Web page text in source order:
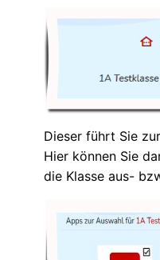
Dieser führt Sie zur
Hier können Sie
die Klasse aus-